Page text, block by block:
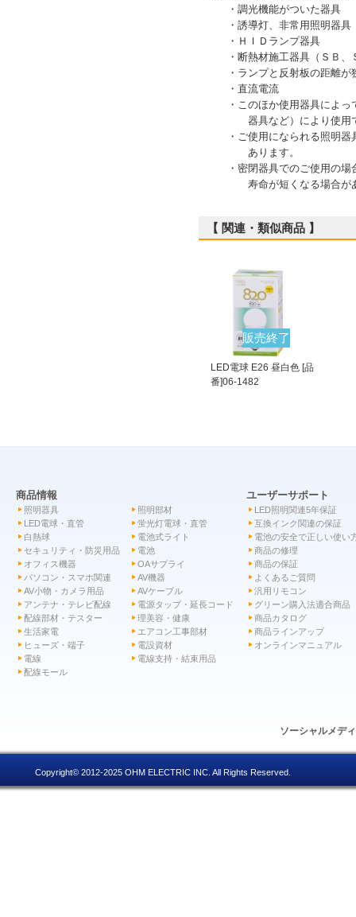
・調光機能がついた器具
・誘導灯、非常用照明器具
・ＨＩＤランプ器具
・断熱材施工器具（ＳＢ、
・ランプと反射板の距離が
・直流電流
・このほか使用器具によっ
器具など）により使用で
・ご使用になられる照明器
あります。
・密閉器具でのご使用の場
寿命が短くなる場合があ
【 関連・類似商品 】
販売終了
LED電球 E26 昼白色 [品
番]06-1482
商品情報
照明器具
照明部材
LED電球・直管
蛍光灯電球・直管
白熱球
電池式ライト
セキュリティ・防災用品
電池
オフィス機器
OAサプライ
パソコン・スマホ関連
AV機器
AV小物・カメラ用品
AVケーブル
アンテナ・テレビ配線
電源タップ・延長コード
配線部材・テスター
理美容・健康
生活家電
エアコン工事部材
ヒューズ・端子
電設資材
電線
電線支持・結束用品
配線モール
ユーザーサポート
LED照明関連5年保証
互換インク関連の保証
電池の安全で正しい使い
商品の修理
商品の保証
よくあるご質問
汎用リモコン
グリーン購入法適合商品
商品カタログ
商品ラインアップ
オンラインマニュアル
ソーシャルメデ
Copyright© 2012-2025 OHM ELECTRIC INC. All Rights Reserved.